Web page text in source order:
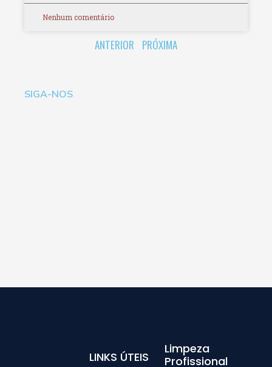
Nenhum comentário
ANTERIOR PRÓXIMA
SIGA-NOS
Limpeza
Profissional
LINKS ÚTEIS